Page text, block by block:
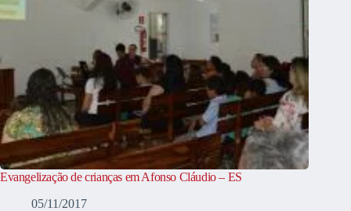
Evangelização de crianças em Afonso Cláudio – ES
05/11/2017